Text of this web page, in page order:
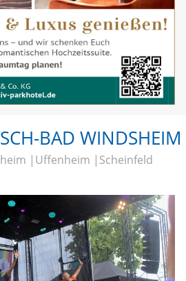
BAD WINDSHEIM
Uffenheim Scheinfeld